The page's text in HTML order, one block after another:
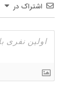
اشتراک در